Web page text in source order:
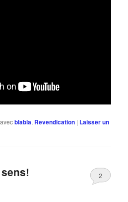
blabla, Revendication | Laisser un
2